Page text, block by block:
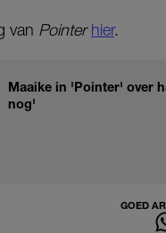
van Pointer hier.
Maaike in 'Pointer' over
nog'
GOED